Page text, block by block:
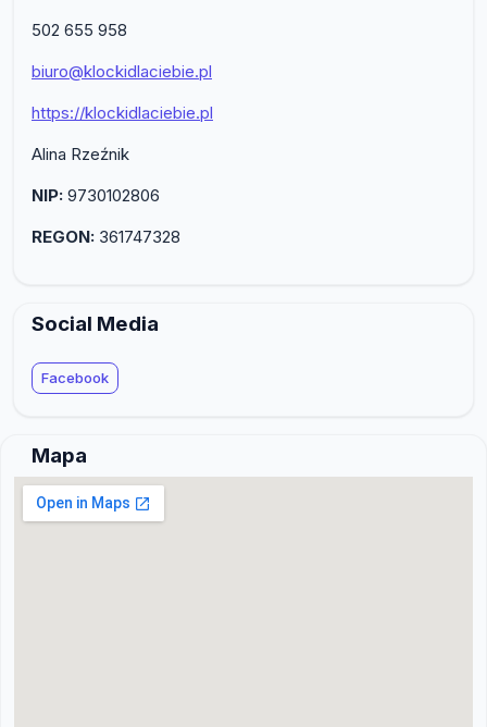
502 655 958
biuro@klockidlaciebie.pl
https://klockidlaciebie.pl
Alina Rzeźnik
NIP: 9730102806
REGON: 361747328
Social Media
Facebook
Mapa